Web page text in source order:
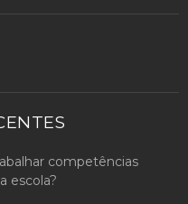
competências
escola?